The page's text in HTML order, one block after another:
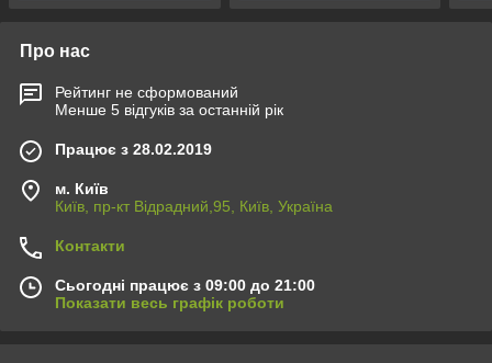
Про нас
Рейтинг не сформований
Менше 5 відгуків за останній рік
Працює з 28.02.2019
м. Київ
Київ, пр-кт Відрадний,95, Київ, Україна
Контакти
Сьогодні працює з 09:00 до 21:00
Показати весь графік роботи